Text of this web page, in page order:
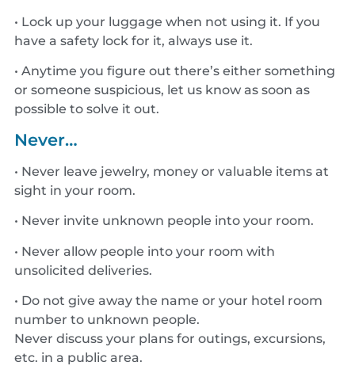
• Lock up your luggage when not using it. If you
have a safety lock for it, always use it.
• Anytime you figure out there’s either something
or someone suspicious, let us know as soon as
possible to solve it out.
Never…
• Never leave jewelry, money or valuable items at
sight in your room.
• Never invite unknown people into your room.
• Never allow people into your room with
unsolicited deliveries.
• Do not give away the name or your hotel room
number to unknown people.
Never discuss your plans for outings, excursions,
etc. in a public area.